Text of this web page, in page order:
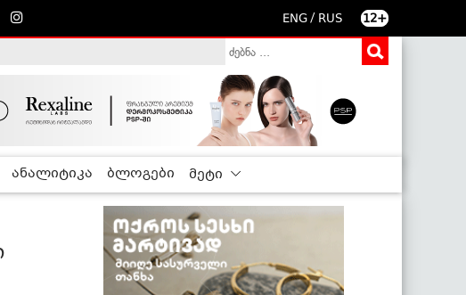
ENG / RUS 12+
ანალიტიკა ბლოგები მეტი